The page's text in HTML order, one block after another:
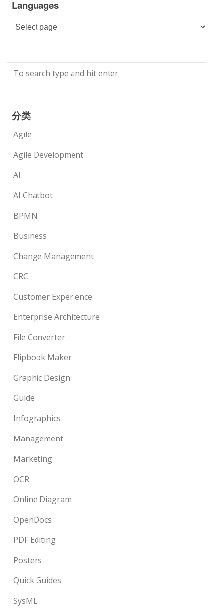
Languages
Languages
分类
Agile
Agile Development
AI
AI Chatbot
BPMN
Business
Change Management
CRC
Customer Experience
Enterprise Architecture
File Converter
Flipbook Maker
Graphic Design
Guide
Infographics
Management
Marketing
OCR
Online Diagram
OpenDocs
PDF Editing
Posters
Quick Guides
SysML